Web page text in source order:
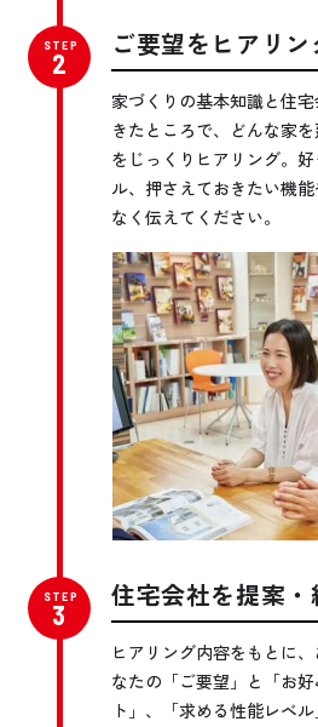
ご要望をヒアリン
家づくりの基本知識と住
きたところで、どんな家
をじっくりヒアリング。
ル、押さえておきたい機
なく伝えてください。
住宅会社を提案・
ヒアリング内容をもとに
なたの「ご要望」と「お
ト」、「求める性能レベ